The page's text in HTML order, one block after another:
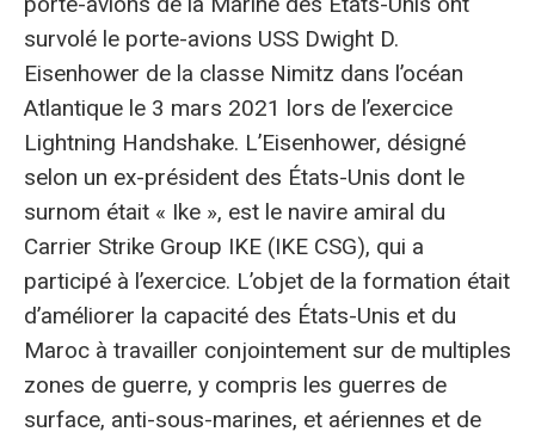
survolé le porte-avions USS Dwight D.
Eisenhower de la classe Nimitz dans l’océan
Atlantique le 3 mars 2021 lors de l’exercice
Lightning Handshake. L’Eisenhower, désigné
selon un ex-président des États-Unis dont le
surnom était « Ike », est le navire amiral du
Carrier Strike Group IKE (IKE CSG), qui a
participé à l’exercice. L’objet de la formation était
d’améliorer la capacité des États-Unis et du
Maroc à travailler conjointement sur de multiples
zones de guerre, y compris les guerres de
surface, anti-sous-marines, et aériennes et de